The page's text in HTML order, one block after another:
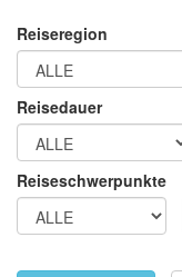
Reiseregion
Reisedauer
Reiseschwerpunkte